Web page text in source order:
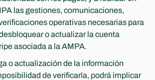
las gestiones, comunicaciones,
operativas necesarias para
o actualizar la cuenta
asociada a la AMPA.
o actualización de la información
de verificarla, podrá implicar